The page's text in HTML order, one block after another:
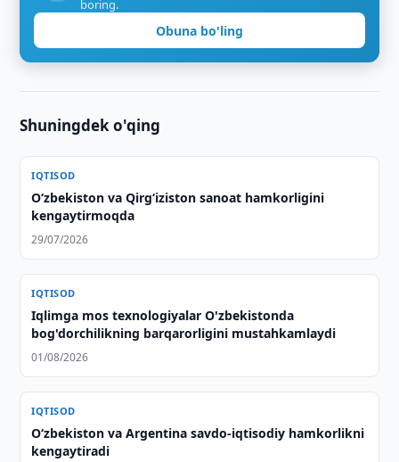
boring.
Obuna bo'ling
Shuningdek o'qing
IQTISOD
Oʻzbekiston va Qirgʻiziston sanoat hamkorligini
kengaytirmoqda
29/07/2026
IQTISOD
Iqlimga mos texnologiyalar O'zbekistonda
bog'dorchilikning barqarorligini mustahkamlaydi
01/08/2026
IQTISOD
Oʻzbekiston va Argentina savdo-iqtisodiy hamkorlikni
kengaytiradi